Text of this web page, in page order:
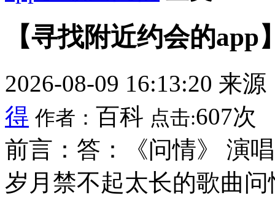
【寻找附近约会的app
2026-08-09 16:13:20 来源
得 作者： 百科 点击:607次
前言：答：《问情》 演
岁月禁不起太长的歌曲